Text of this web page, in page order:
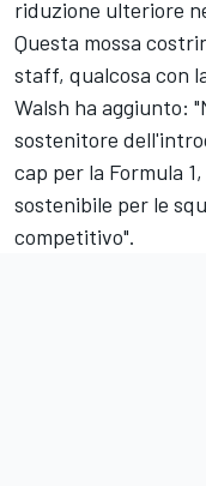
riduzione ulteriore
Questa mossa
staff, qualcosa con
Walsh ha aggiunto:
sostenitore
cap per la Formula
sostenibile per le
competitivo".